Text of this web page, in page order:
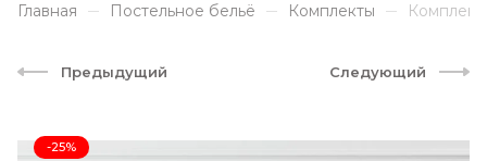
Главная Постельное бельё Комплекты
Предыдущий Следующий
-25%